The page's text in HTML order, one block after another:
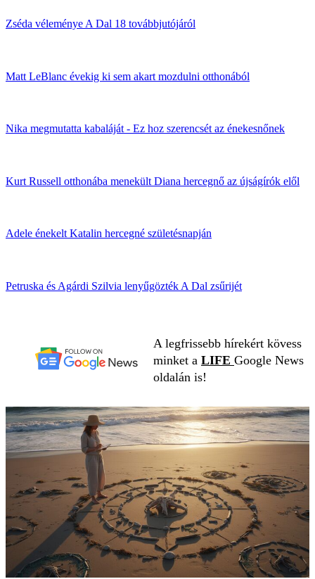
Zséda véleménye A Dal 18 továbbjutójáról
Matt LeBlanc évekig ki sem akart mozdulni otthonából
Nika megmutatta kabaláját - Ez hoz szerencsét az énekesnőnek
Kurt Russell otthonába menekült Diana hercegnő az újságírók elől
Adele énekelt Katalin hercegné születésnapján
Petruska és Agárdi Szilvia lenyűgözték A Dal zsűrijét
A legfrissebb hírekért kövess
minket a LIFE Google News
oldalán is!